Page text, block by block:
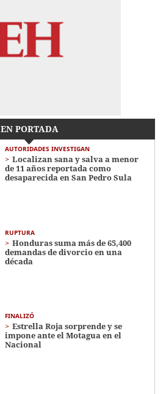
EN PORTADA
AUTORIDADES INVESTIGAN
Localizan sana y salva a menor
de 11 años reportada como
desaparecida en San Pedro Sula
RUPTURA
Honduras suma más de 65,400
demandas de divorcio en una
década
FINALIZÓ
Estrella Roja sorprende y se
impone ante el Motagua en el
Nacional